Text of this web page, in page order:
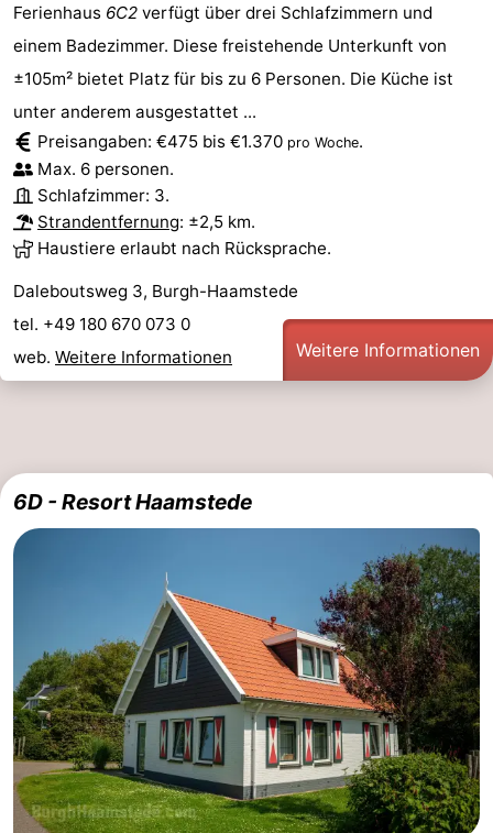
Ferienhaus 6C2 verfügt über drei Schlafzimmern und
einem Badezimmer. Diese freistehende Unterkunft von
±105m² bietet Platz für bis zu 6 Personen. Die Küche ist
unter anderem ausgestattet ...
Preisangaben: €475 bis €1.370 pro Woche.
Max. 6 personen.
Schlafzimmer: 3.
Strandentfernung: ±2,5 km.
Haustiere erlaubt nach Rücksprache.
Daleboutsweg 3, Burgh-Haamstede
tel. +49 180 670 073 0
web. Weitere Informationen Weitere Informationen
6D - Resort Haamstede